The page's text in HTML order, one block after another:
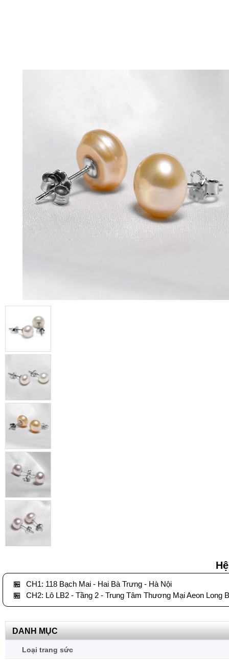
🏪
CH1: 118 Bạch Mai - Hai Bà Trưng - Hà Nội
🏪
CH2: Lô LB2 - Tầng 2 - Trung Tâm Thương Mại Aeon Long
DANH MỤC
Loại trang sức